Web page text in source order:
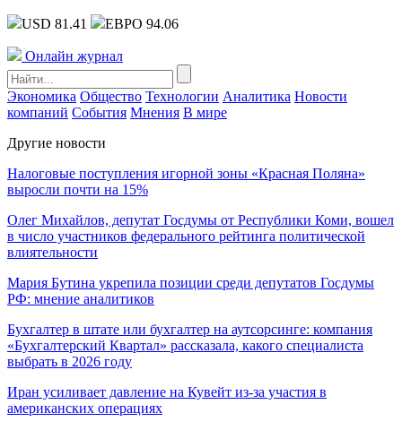
USD 81.41 ЕВРО 94.06
Онлайн журнал
Экономика Общество Технологии Аналитика Новости
компаний События Мнения В мире
Другие новости
Налоговые поступления игорной зоны «Красная Поляна»
выросли почти на 15%
Олег Михайлов, депутат Госдумы от Республики Коми, вошел
в число участников федерального рейтинга политической
влиятельности
Мария Бутина укрепила позиции среди депутатов Госдумы
РФ: мнение аналитиков
Бухгалтер в штате или бухгалтер на аутсорсинге: компания
«Бухгалтерский Квартал» рассказала, какого специалиста
выбрать в 2026 году
Иран усиливает давление на Кувейт из-за участия в
американских операциях